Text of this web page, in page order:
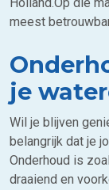
meest
je
Wil je blijven
belangrijk dat je
Onderhoud is
draaiend en